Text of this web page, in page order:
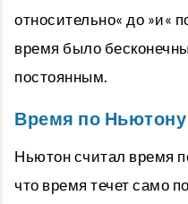
относительно« до »и«
время было
постоянным.
Время по
Ньютон считал время
что время течет само